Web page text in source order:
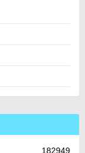
182949